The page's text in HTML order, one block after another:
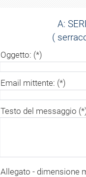
A:
(
Oggetto: (*)
Email mittente: (*)
Testo del messaggio
Allegato - dimensione